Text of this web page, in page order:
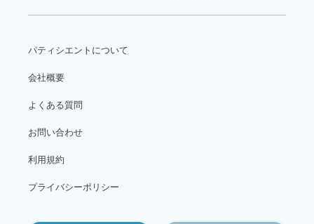
パティシエントについて
会社概要
よくある質問
お問い合わせ
利用規約
プライバシーポリシー